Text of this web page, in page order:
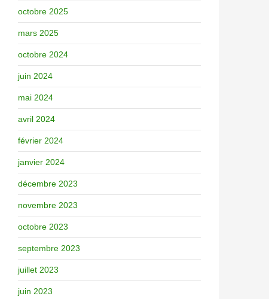
octobre 2025
mars 2025
octobre 2024
juin 2024
mai 2024
avril 2024
février 2024
janvier 2024
décembre 2023
novembre 2023
octobre 2023
septembre 2023
juillet 2023
juin 2023